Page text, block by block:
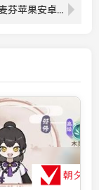
出发吧麦芬苹果安卓互通吗 出发吧麦芬苹果安卓数据互通机制介绍